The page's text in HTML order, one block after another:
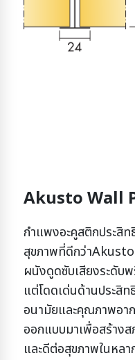
Akusto Wall
กำแพงอะคูสติกประสิ
สุขภาพที่ดีกว่า
ผนังดูดซับเสียงระดับ
แต่โดดเด่นด้านประสิ
อนามัยและคุณภาพอา
ออกแบบมาเพื่อสร้าง
และดีต่อสุขภาพในหล